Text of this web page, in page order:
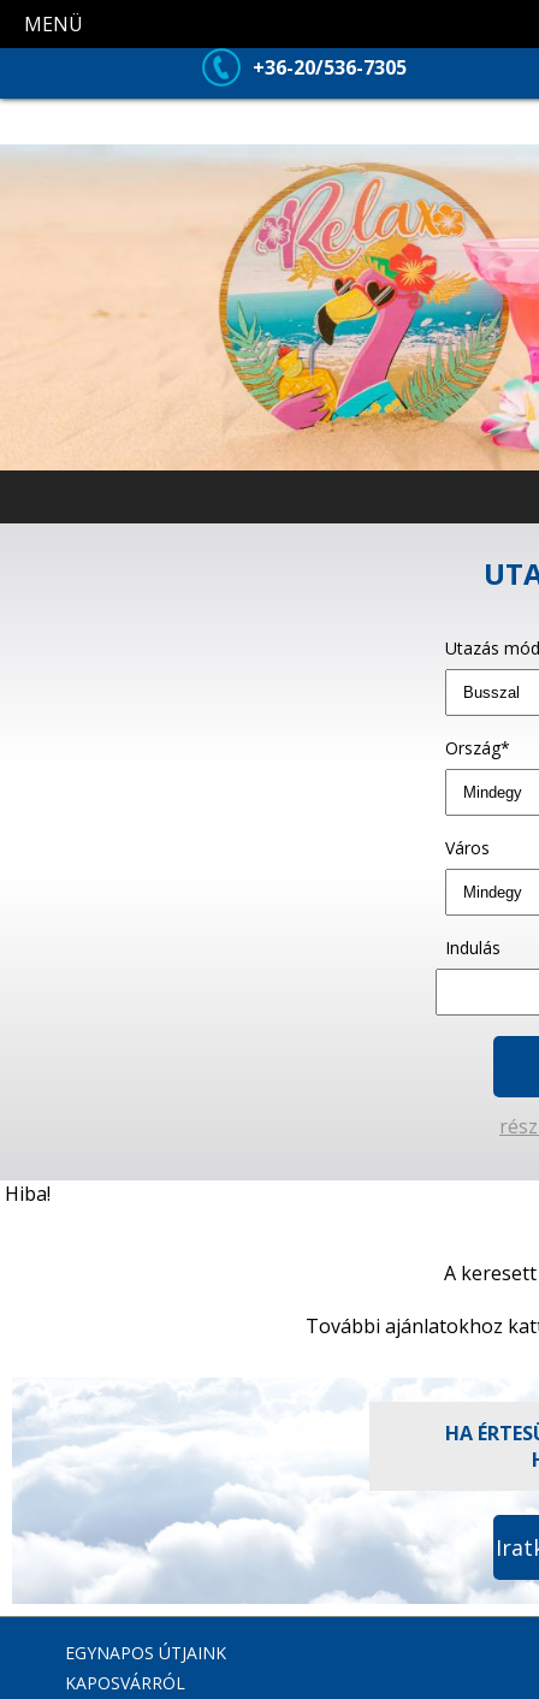
MENÜ
+36-20/536-7305
Utazás
Ország*
Város
Indulás
Hiba!
A
További ajánlatokhoz
HA
EGYNAPOS ÚTJAINK
KAPOSVÁRRÓL